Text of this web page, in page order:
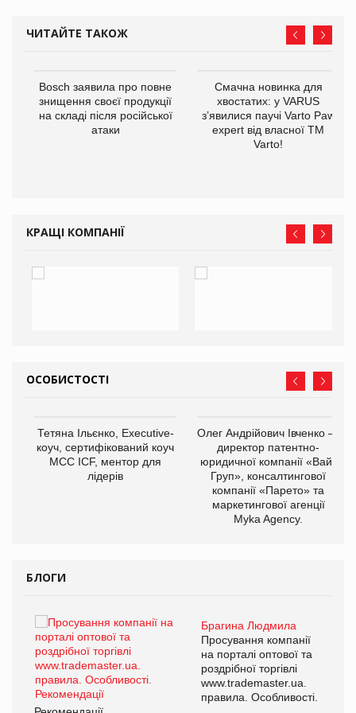
ЧИТАЙТЕ ТАКОЖ
Bosch заявила про повне
знищення своєї продукції
на складі після російської
атаки
Смачна новинка для
хвостатих: у VARUS
з’явилися паучі Varto Paw
expert від власної ТМ
Varto!
КРАЩІ КОМПАНІЇ
ОСОБИСТОСТІ
Тетяна Ільєнко, Executive-
коуч, сертифікований коуч
МСС ICF, ментор для
лідерів
Олег Андрійович Івченко —
директор патентно-
юридичної компанії «Вайз
Груп», консалтингової
компанії «Парето» та
маркетингової агенції
Myka Agency.
БЛОГИ
Брагина Людмила
Просування компанії
на порталі оптової та
роздрібної торгівлі
www.trademaster.ua.
правила. Особливості.